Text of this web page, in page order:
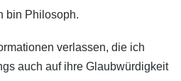
bin Philosoph.
verlassen, die ich
auch auf ihre Glaubwürdigkeit